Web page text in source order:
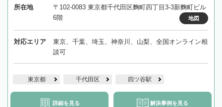
所在地
〒102-0083 東京都千代田区麴町四丁目3-3新麴町ビル
6階
地図
対応エリア
東京、千葉、埼玉、神奈川、山梨、全国オンライン相
談可
東京都 千代田区 四ツ谷駅
詳細を見る 解決事例を見る